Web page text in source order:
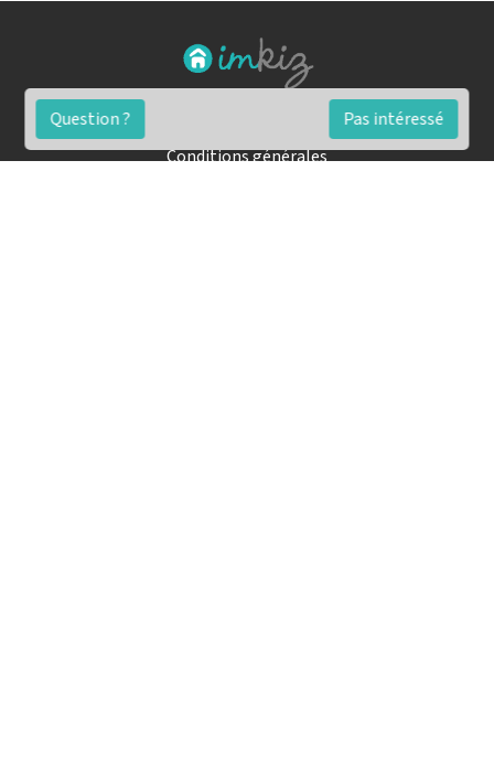
Question ? Pas intéressé
Conditions générales